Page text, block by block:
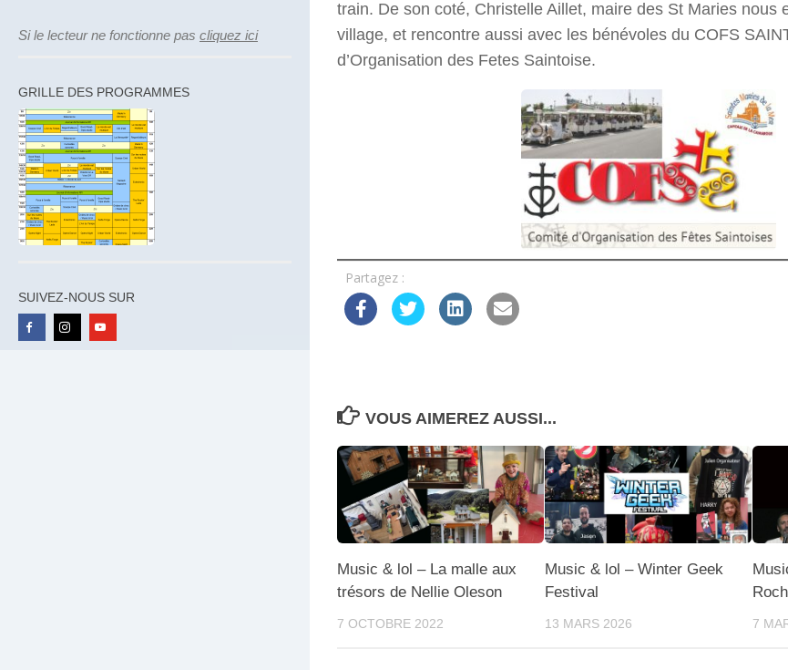
train. De son coté, Christelle Aillet, maire des St Maries nous
village, et rencontre aussi avec les bénévoles du COFS
d’Organisation des Fetes Saintoise.
Partagez :
VOUS AIMEREZ AUSSI...
Music & lol – La malle aux
trésors de Nellie Oleson
7 OCTOBRE 2022
Music & lol – Winter Geek
Festival
13 MARS 2026 7
Si le lecteur ne fonctionne pas cliquez ici
GRILLE DES PROGRAMMES
SUIVEZ-NOUS SUR